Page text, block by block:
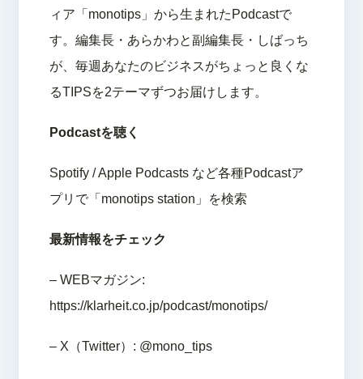
ィア「monotips」から生まれたPodcastで
す。編集長・あらかわと副編集長・しばっち
が、毎週あなたのビジネスがちょっと良くな
るTIPSを2テーマずつお届けします。
Podcastを聴く
Spotify / Apple Podcasts など各種Podcastア
プリで「monotips station」を検索
最新情報をチェック
– WEBマガジン:
https://klarheit.co.jp/podcast/monotips/
– X（Twitter）: @mono_tips